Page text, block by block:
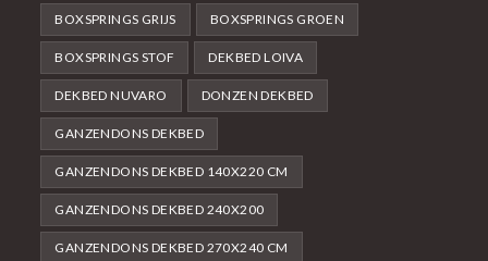
BOXSPRINGS GRIJS BOXSPRINGS GROEN
BOXSPRINGS STOF DEKBED LOIVA
DEKBED NUVARO DONZEN DEKBED
GANZENDONS DEKBED
GANZENDONS DEKBED 140X220 CM
GANZENDONS DEKBED 240X200
GANZENDONS DEKBED 270X240 CM